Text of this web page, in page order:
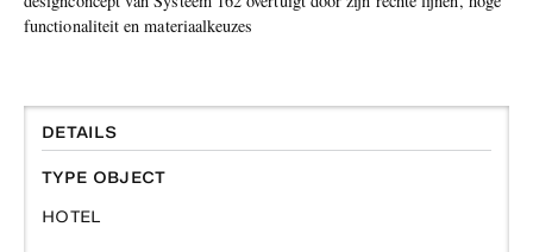
functionaliteit en materiaalkeuzes
DETAILS
TYPE OBJECT
HOTEL